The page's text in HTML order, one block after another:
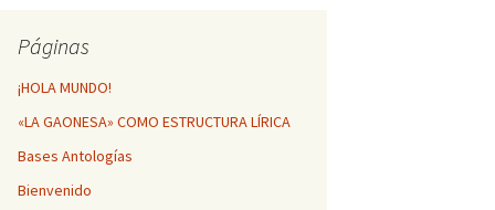
Páginas
¡HOLA MUNDO!
«LA GAONESA» COMO ESTRUCTURA LÍRICA
Bases Antologías
Bienvenido